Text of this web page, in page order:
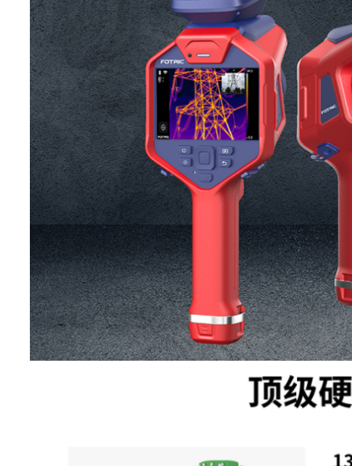
超像素(SR)
增强至768*576
探测器类型
非制冷型红外焦平面探
热灵敏度
(NETD)
<40mK@30C
像元间距
17μm
响应波段
7~14μm
图像帧频
60Hz
视场角(FOV)
25°*19°
空间分辨率
(IFOV)
1.14mrad
最小成像距离
0.1m
焦距
15mm
对焦方式
自动对焦、手动对焦
自动识别